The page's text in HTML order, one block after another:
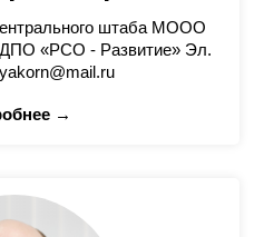
штаба МООО
«РСО - Развитие» Эл.
→